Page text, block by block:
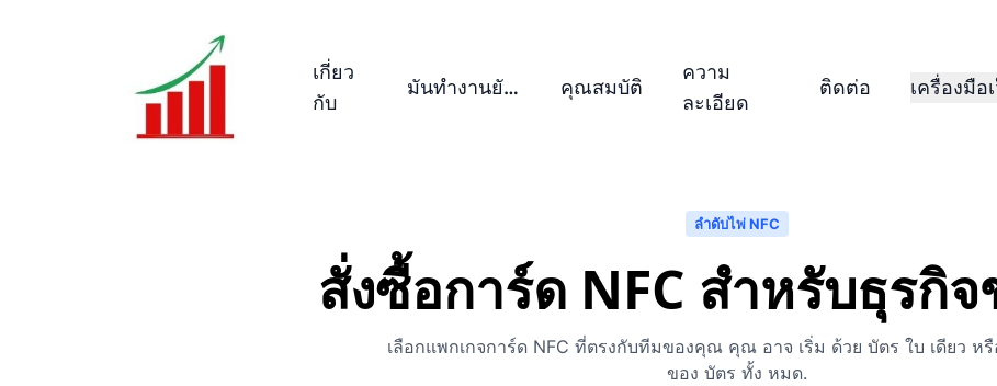
เกี่ยว
กับ
มันทํางานยังไง? คุณสมบัติ
ความ
ละเอียด
ติดต่อ เครื่องมือ
ลําดับไพ่ NFC
สั่งซื้อการ์ด NFC สําหรับธุรกิ
เลือกแพกเกจการ์ด NFC ที่ตรงกับทีมของคุณ คุณ อาจ เริ่ม ด้วย บัตร ใบ เดียว ห
ของ บัตร ทั้ง หมด.